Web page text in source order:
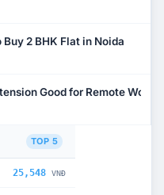
2 BHK Flat in Noida
Good for Remote Work?
TOP 5
25,548 VNĐ